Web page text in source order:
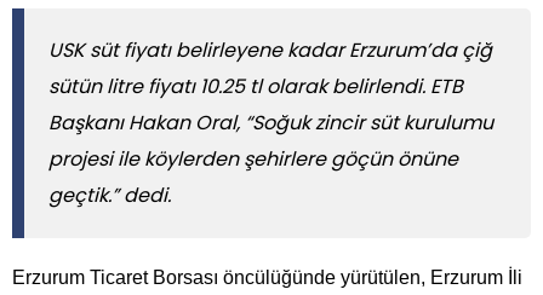
USK süt fiyatı belirleyene kadar Erzurum’da çiğ
sütün litre fiyatı 10.25 tl olarak belirlendi. ETB
Başkanı Hakan Oral, “Soğuk zincir süt kurulumu
projesi ile köylerden şehirlere göçün önüne
geçtik.” dedi.
Erzurum Ticaret Borsası öncülüğünde yürütülen, Erzurum İli